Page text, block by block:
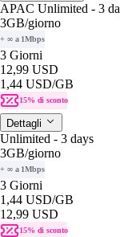
APAC Unlimited - 3
3GB/giorno
+ ∞ a 1Mbps
3 Giorni
12,99 USD
1,44 USD/GB
15% di sconto
Dettagli
Unlimited - 3 days
3GB/giorno
+ ∞ a 1Mbps
3 Giorni
1,44 USD/GB
12,99 USD
15% di sconto